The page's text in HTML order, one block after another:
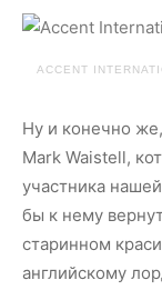
ACCENT
Ну и конечно же,
Mark Waistell,
участника
бы к нему
старинном
английскому